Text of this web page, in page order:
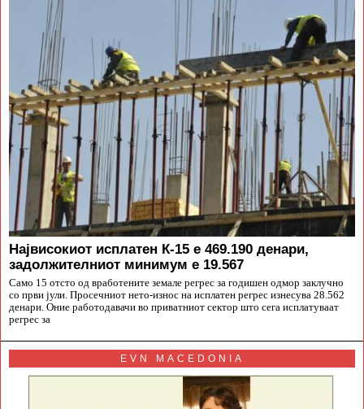
Највисокиот исплатен К-15 е 469.190 денари,
задолжителниот минимум е 19.567
Само 15 отсто од вработените земале регрес за годишен одмор заклучно
со први јули. Просечниот нето-износ на исплатен регрес изнесува 28.562
денари. Оние работодавачи во приватниот сектор што сега исплатуваат
регрес за
EVN MACEDONIA